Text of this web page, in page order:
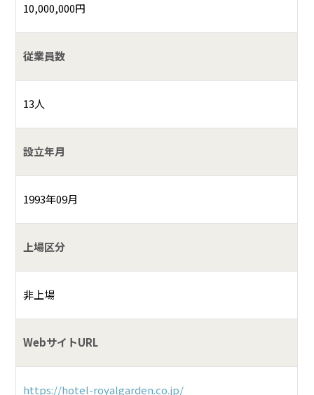
10,000,000円
従業員数
13人
設立年月
1993年09月
上場区分
非上場
WebサイトURL
https://hotel-royalgarden.co.jp/